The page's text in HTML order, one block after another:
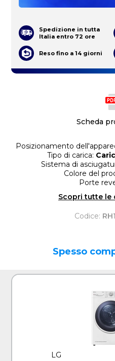
Scheda
Posizionamento
Tipo di carica:
Sistema di
Colore del
Porte
Scopri tutte le
Codice:
Spedizione in tutta
Italia entro 72 ore
Reso fino a 14 giorni
Spesso
LG